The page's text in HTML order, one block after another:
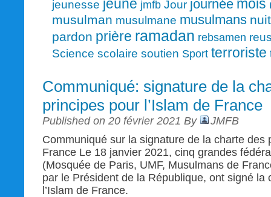
jeunesse jeûne jmfb Jour journée mois
musulman musulmane musulmans nuit
pardon prière ramadan rebsamen
Science scolaire soutien Sport terroriste
Communiqué: signature de la
principes pour l’Islam de France
Published on 20 février 2021 By
JMFB
Communiqué sur la signature de la charte des
France Le 18 janvier 2021, cinq grandes
(Mosquée de Paris, UMF, Musulmans de
par le Président de la République, ont signé la
l’Islam de France.